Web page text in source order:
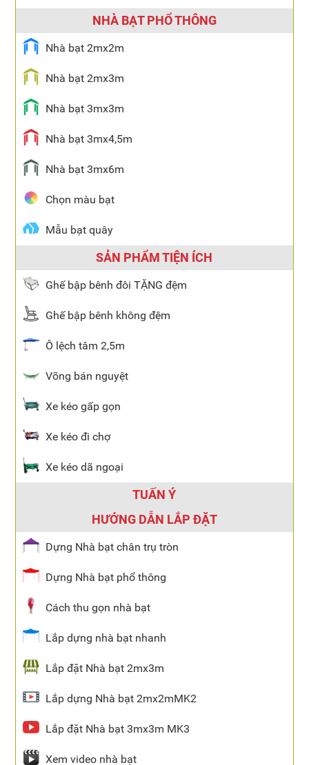
NHÀ BẠT PHỔ THÔNG
Nhà bạt 2mx2m
Nhà bạt 2mx3m
Nhà bạt 3mx3m
Nhà bạt 3mx4,5m
Nhà bạt 3mx6m
Chọn màu bạt
Mẫu bạt quây
SẢN PHẨM TIỆN ÍCH
Ghế bập bênh đôi TẶNG đệm
Ghế bập bênh không đệm
Ô lệch tâm 2,5m
Võng bán nguyệt
Xe kéo gấp gọn
Xe kéo đi chợ
Xe kéo dã ngoại
TUẤN Ý
HƯỚNG DẪN LẮP ĐẶT
Dựng Nhà bạt chân trụ tròn
Dựng Nhà bạt phổ thông
Cách thu gọn nhà bạt
Lắp dựng nhà bạt nhanh
Lắp đặt Nhà bạt 2mx3m
Lắp dựng Nhà bạt 2mx2mMK2
Lắp đặt Nhà bạt 3mx3m MK3
Xem video nhà bạt